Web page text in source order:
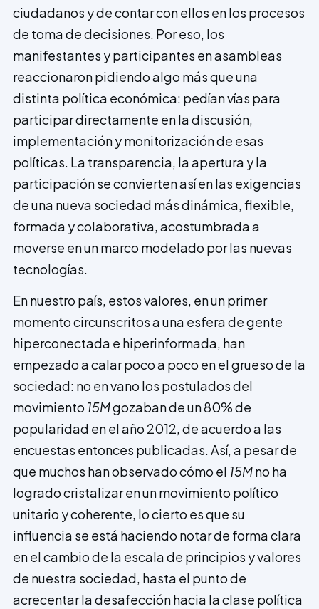
ciudadanos y de contar con ellos en los procesos
de toma de decisiones. Por eso, los
manifestantes y participantes en asambleas
reaccio­naron pidiendo algo más que una
distinta política económica: pedían vías para
participar directamente en la discusión,
implementación y monitorización de esas
políticas. La transparencia, la apertura y la
participación se convierten así en las exigencias
de una nueva sociedad más dinámica, flexible,
formada y colaborativa, acostumbrada a
moverse en un marco modelado por las nuevas
tecnologías.
En nuestro país, estos valores, en un primer
momento circunscritos a una esfera de gente
hiperconectada e hiperinformada, han
empezado a calar poco a poco en el grueso de la
sociedad: no en vano los postulados del
movimiento 15Mgozaban de un 80% de
popularidad en el año 2012, de acuerdo a las
encuestas entonces publicadas. Así, a pesar de
que muchos han observado cómo el 15Mno ha
logrado cristalizar en un movimiento político
unitario y coherente, lo cierto es que su
influencia se está haciendo notar de forma clara
en el cambio de la escala de principios y valores
de nuestra sociedad, hasta el punto de
acrecentar la desafección hacia la clase política